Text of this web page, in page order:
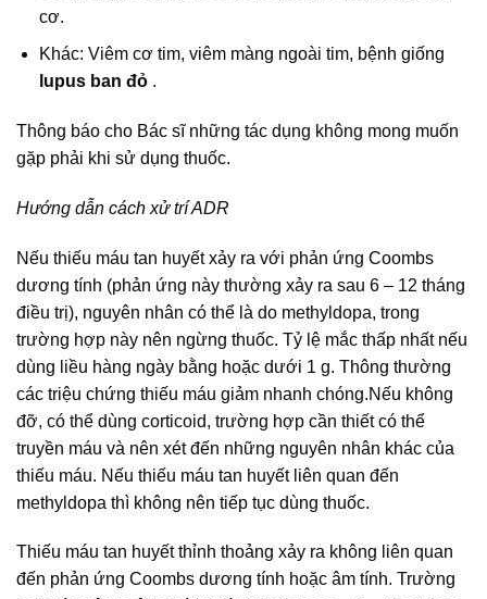
cơ.
Khác: Viêm cơ tim, viêm màng ngoài tim, bệnh giống
lupus ban đỏ .
Thông báo cho Bác sĩ những tác dụng không mong muốn
gặp phải khi sử dụng thuốc.
Hướng dẫn cách xử trí ADR
Nếu thiếu máu tan huyết xảy ra với phản ứng Coombs
dương tính (phản ứng này thường xảy ra sau 6 – 12 tháng
điều trị), nguyên nhân có thể là do methyldopa, trong
trường hợp này nên ngừng thuốc. Tỷ lệ mắc thấp nhất nếu
dùng liều hàng ngày bằng hoặc dưới 1 g. Thông thường
các triệu chứng thiếu máu giảm nhanh chóng.Nếu không
đỡ, có thể dùng corticoid, trường hợp cần thiết có thể
truyền máu và nên xét đến những nguyên nhân khác của
thiếu máu. Nếu thiếu máu tan huyết liên quan đến
methyldopa thì không nên tiếp tục dùng thuốc.
Thiếu máu tan huyết thỉnh thoảng xảy ra không liên quan
đến phản ứng Coombs dương tính hoặc âm tính. Trường